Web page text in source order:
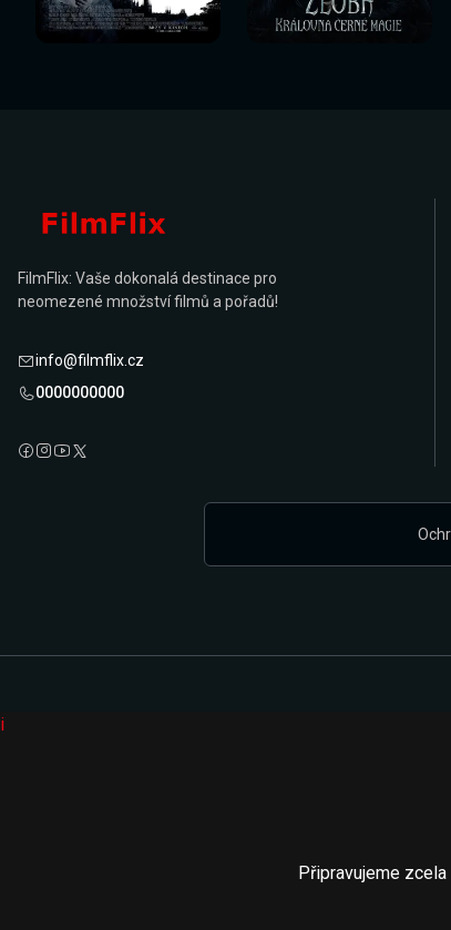
Sledovat
nyní
Sledovat nyní
Sledovat
nyní
Sledovat nyní
FilmFlix: Vaše dokonalá destinace pro
neomezené množství filmů a pořadů!
info@filmflix.cz
0000000000
i
Připravujeme